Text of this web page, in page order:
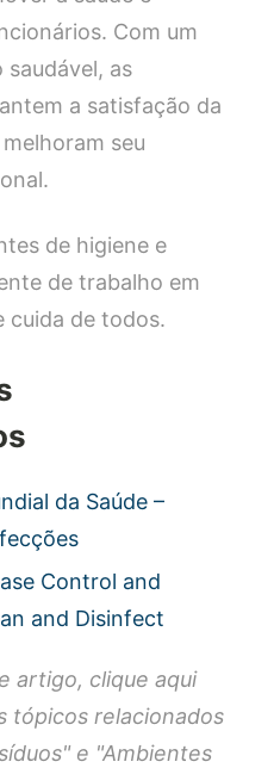
Com um
as
a satisfação da
seu
de higiene e
de trabalho em
cuida de todos.
da Saúde –
Control and
and Disinfect
artigo, clique aqui
tópicos relacionados
e "Ambientes